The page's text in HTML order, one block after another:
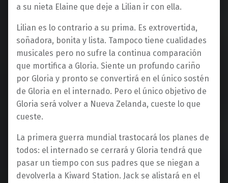
a su nieta Elaine que deje a Lilian ir con ella.
Lilian es lo contrario a su prima. Es extrovertida,
soñadora, bonita y lista. Tampoco tiene cualidades
musicales pero no sufre la continua comparación
que mortifica a Gloria. Siente un profundo cariño
por Gloria y pronto se convertirá en el único sostén
de Gloria en el internado. Pero el único objetivo de
Gloria será volver a Nueva Zelanda, cueste lo que
cueste.
La primera guerra mundial trastocará los planes de
todos: el internado se cerrará y Gloria tendrá que
pasar un tiempo con sus padres que se niegan a
devolverla a Kiward Station. Jack se alistará en el